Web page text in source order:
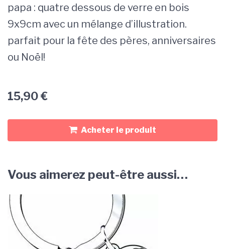
papa : quatre dessous de verre en bois
9x9cm avec un mélange d’illustration.
parfait pour la fête des pères, anniversaires
ou Noël!
15,90€
Acheter le produit
Vous aimerez peut-être aussi…